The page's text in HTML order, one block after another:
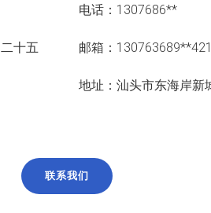
十五
电话：1307686**
邮箱：130763689**
地址：汕头市东海岸新
联系我们